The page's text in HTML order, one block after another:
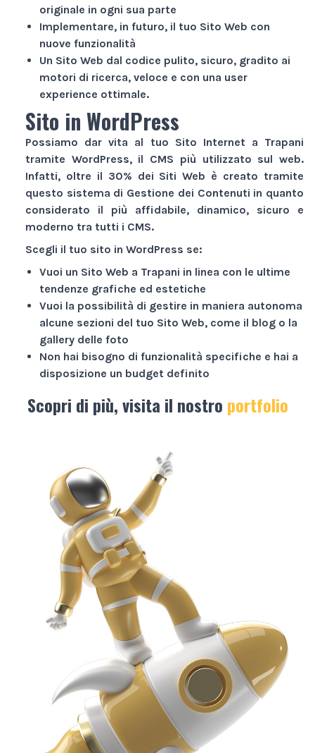
originale in ogni sua parte
Implementare, in futuro, il tuo Sito Web con
nuove funzionalità
Un Sito Web dal codice pulito, sicuro, gradito ai
motori di ricerca, veloce e con una user
experience ottimale.
Sito in WordPress
Possiamo dar vita al tuo Sito Internet a Trapani
tramite WordPress, il CMS più utilizzato sul web.
Infatti, oltre il 30% dei Siti Web è creato tramite
questo sistema di Gestione dei Contenuti in quanto
considerato il più affidabile, dinamico, sicuro e
moderno tra tutti i CMS.
Scegli il tuo sito in WordPress se:
Vuoi un Sito Web a Trapani in linea con le ultime
tendenze grafiche ed estetiche
Vuoi la possibilità di gestire in maniera autonoma
alcune sezioni del tuo Sito Web, come il blog o la
gallery delle foto
Non hai bisogno di funzionalità specifiche e hai a
disposizione un budget definito
Scopri di più, visita il nostro portfolio